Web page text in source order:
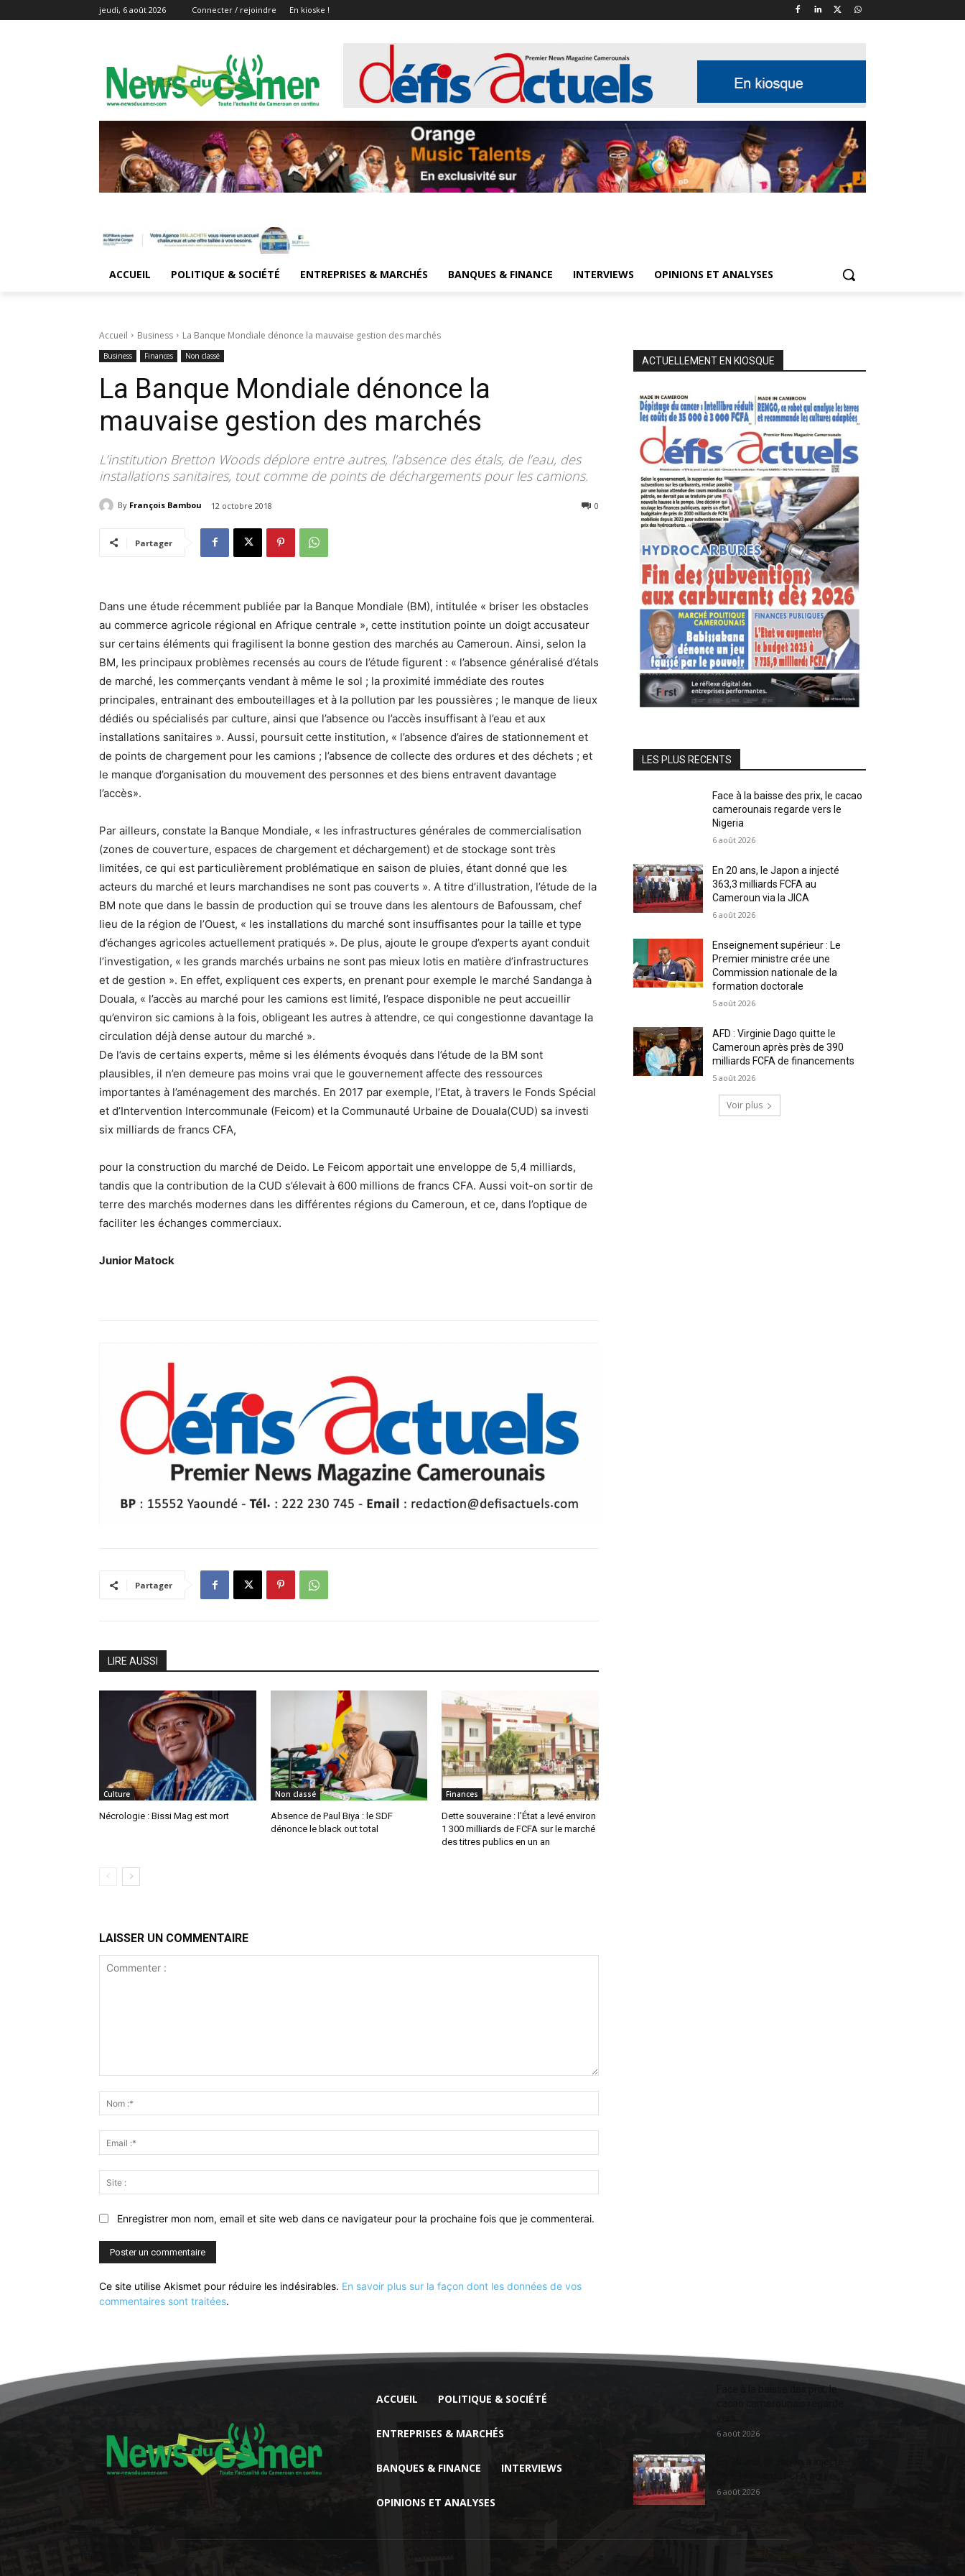
jeudi, 6 août 2026 Connecter / rejoindre En kioske !
ACCUEIL POLITIQUE & SOCIÉTÉ ENTREPRISES & MARCHÉS BANQUES & FINANCE INTERVIEWS OPINIONS ET ANALYSES
Accueil Business La Banque Mondiale dénonce la mauvaise gestion des marchés
Business Finances Non classé
La Banque Mondiale dénonce la
mauvaise gestion des marchés
L’institution Bretton Woods déplore entre autres, l’absence des étals, de l’eau, des
installations sanitaires, tout comme de points de déchargements pour les camions.
By François Bambou 12 octobre 2018 0
Partager
Dans une étude récemment publiée par la Banque Mondiale (BM), intitulée « briser les obstacles
au commerce agricole régional en Afrique centrale », cette institution pointe un doigt accusateur
sur certains éléments qui fragilisent la bonne gestion des marchés au Cameroun. Ainsi, selon la
BM, les principaux problèmes recensés au cours de l’étude figurent : « l’absence généralisé d’étals
de marché, les commerçants vendant à même le sol ; la proximité immédiate des routes
principales, entrainant des embouteillages et à la pollution par les poussières ; le manque de lieux
dédiés ou spécialisés par culture, ainsi que l’absence ou l’accès insuffisant à l’eau et aux
installations sanitaires ». Aussi, poursuit cette institution, « l’absence d’aires de stationnement et
de points de chargement pour les camions ; l’absence de collecte des ordures et des déchets ; et
le manque d’organisation du mouvement des personnes et des biens entravent davantage
l’accès».
Par ailleurs, constate la Banque Mondiale, « les infrastructures générales de commercialisation
(zones de couverture, espaces de chargement et déchargement) et de stockage sont très
limitées, ce qui est particulièrement problématique en saison de pluies, étant donné que les
acteurs du marché et leurs marchandises ne sont pas couverts ». A titre d’illustration, l’étude de la
BM note que dans le bassin de production qui se trouve dans les alentours de Bafoussam, chef
lieu de la région de l’Ouest, « les installations du marché sont insuffisantes pour la taille et type
d’échanges agricoles actuellement pratiqués ». De plus, ajoute le groupe d’experts ayant conduit
l’investigation, « les grands marchés urbains ne sont pas mieux lotis en matière d’infrastructures
et de gestion ». En effet, expliquent ces experts, en prenant pour exemple le marché Sandanga à
Douala, « l’accès au marché pour les camions est limité, l’espace disponible ne peut accueillir
qu’environ sic camions à la fois, obligeant les autres à attendre, ce qui congestionne davantage la
circulation déjà dense autour du marché ».
De l’avis de certains experts, même si les éléments évoqués dans l’étude de la BM sont
plausibles, il n’en demeure pas moins vrai que le gouvernement affecte des ressources
importantes à l’aménagement des marchés. En 2017 par exemple, l’Etat, à travers le Fonds Spécial
et d’Intervention Intercommunale (Feicom) et la Communauté Urbaine de Douala(CUD) sa investi
six milliards de francs CFA,
pour la construction du marché de Deido. Le Feicom apportait une enveloppe de 5,4 milliards,
tandis que la contribution de la CUD s’élevait à 600 millions de francs CFA. Aussi voit-on sortir de
terre des marchés modernes dans les différentes régions du Cameroun, et ce, dans l’optique de
faciliter les échanges commerciaux.
Junior Matock
Partager
LIRE AUSSI
Culture
Nécrologie : Bissi Mag est mort
Non classé
Absence de Paul Biya : le SDF
dénonce le black out total
Finances
Dette souveraine : l’État a levé environ
1 300 milliards de FCFA sur le marché
des titres publics en un an
LAISSER UN COMMENTAIRE
:*
:*
:
Enregistrer mon nom, email et site web dans ce navigateur pour la prochaine fois que je commenterai.
Ce site utilise Akismet pour réduire les indésirables. En savoir plus sur la façon dont les données de vos
commentaires sont traitées.
ACTUELLEMENT EN KIOSQUE
LES PLUS RECENTS
Face à la baisse des prix, le cacao
camerounais regarde vers le
Nigeria
6 août 2026
En 20 ans, le Japon a injecté
363,3 milliards FCFA au
Cameroun via la JICA
6 août 2026
Enseignement supérieur : Le
Premier ministre crée une
Commission nationale de la
formation doctorale
5 août 2026
AFD : Virginie Dago quitte le
Cameroun après près de 390
milliards FCFA de financements
5 août 2026
Voir plus
ACCUEIL POLITIQUE & SOCIÉTÉ
ENTREPRISES & MARCHÉS
BANQUES & FINANCE INTERVIEWS
OPINIONS ET ANALYSES
Face à la baisse des prix, le
6 août 2026
6 août 2026